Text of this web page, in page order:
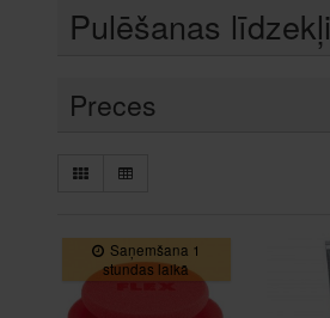
Pulēšanas līdzekļi
Preces
Saņemšana 1
stundas laikā